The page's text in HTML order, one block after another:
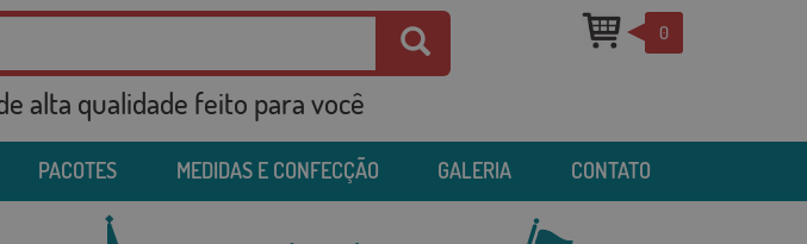
alta qualidade feito para você
0
PACOTES MEDIDAS E CONFECÇÃO GALERIA CONTATO